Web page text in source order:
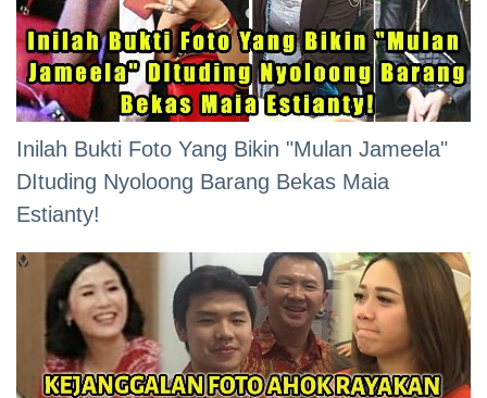
Inilah Bukti Foto Yang Bikin "Mulan Jameela"
DItuding Nyoloong Barang Bekas Maia
Estianty!